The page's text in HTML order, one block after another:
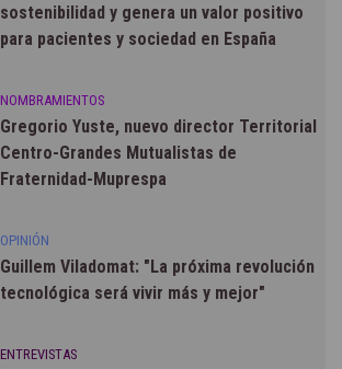
sostenibilidad y genera un valor positivo
para pacientes y sociedad en España
NOMBRAMIENTOS
Gregorio Yuste, nuevo director Territorial
Centro-Grandes Mutualistas de
Fraternidad-Muprespa
OPINIÓN
Guillem Viladomat: "La próxima revolución
tecnológica será vivir más y mejor"
ENTREVISTAS